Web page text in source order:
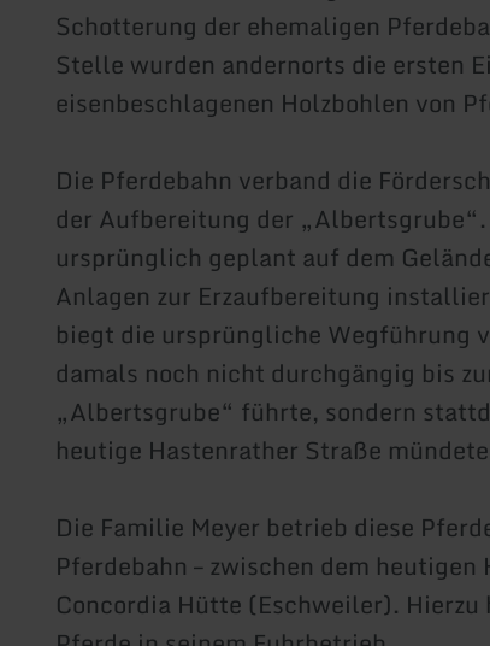
Schotterung der ehemaligen
Stelle wurden andernorts die ersten
eisenbeschlagenen Holzbohlen von
Die Pferdebahn verband die
der Aufbereitung der
ursprünglich geplant auf dem
Anlagen zur Erzaufbereitung
biegt die ursprüngliche Wegführung
damals noch nicht durchgängig bis
„Albertsgrube“ führte, sondern
heutige Hastenrather Straße
Die Familie Meyer betrieb diese
Pferdebahn – zwischen dem
Concordia Hütte (Eschweiler).